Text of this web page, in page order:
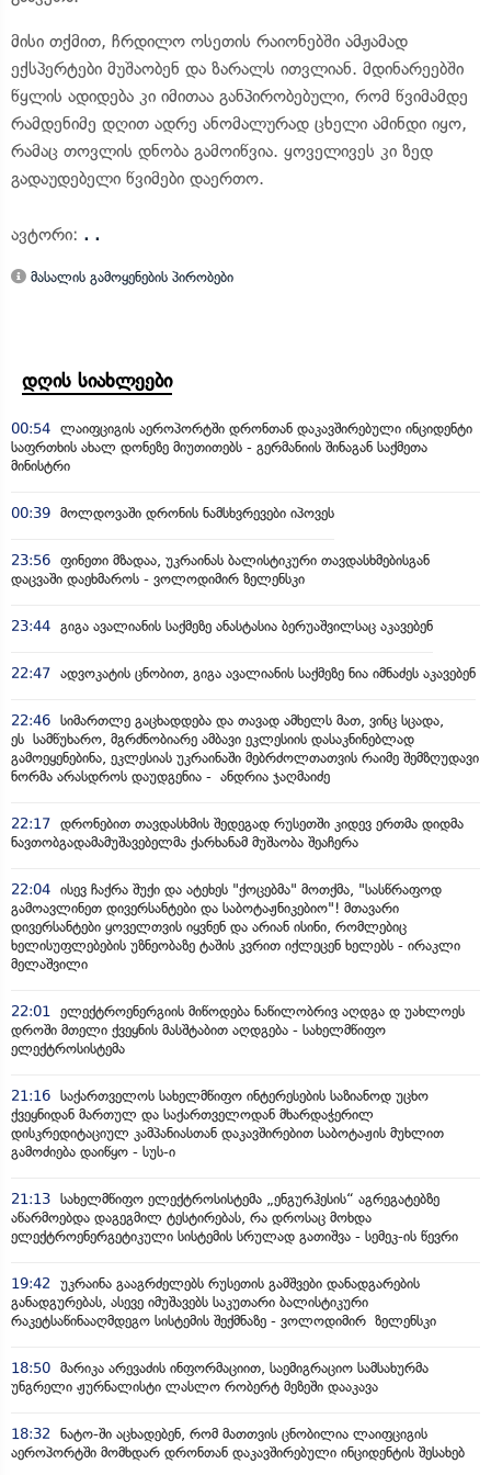
მისი თქმით, ჩრდილო ოსეთის რაიონებში ამჟამად
ექსპერტები მუშაობენ და ზარალს ითვლიან. მდინარეებში
წყლის ადიდება კი იმითაა განპირობებული, რომ წვიმამდე
რამდენიმე დღით ადრე ანომალურად ცხელი ამინდი იყო,
რამაც თოვლის დნობა გამოიწვია. ყოველივეს კი ზედ
გადაუდებელი წვიმები დაერთო.
ავტორი: . .
მასალის გამოყენების პირობები
დღის სიახლეები
00:54 ლაიფციგის აეროპორტში დრონთან დაკავშირებული ინციდენტი
საფრთხის ახალ დონეზე მიუთითებს - გერმანიის შინაგან საქმეთა
მინისტრი
00:39 მოლდოვაში დრონის ნამსხვრევები იპოვეს
23:56 ფინეთი მზადაა, უკრაინას ბალისტიკური თავდასხმებისგან
დაცვაში დაეხმაროს - ვოლოდიმირ ზელენსკი
23:44 გიგა ავალიანის საქმეზე ანასტასია ბერუაშვილსაც აკავებენ
22:47 ადვოკატის ცნობით, გიგა ავალიანის საქმეზე ნია იმნაძეს აკავებენ
22:46 სიმართლე გაცხადდება და თავად ამხელს მათ, ვინც სცადა,
ეს სამწუხარო, მგრძნობიარე ამბავი ეკლესიის დასაკნინებლად
გამოეყენებინა, ეკლესიას უკრაინაში მებრძოლთათვის რაიმე შემზღუდავი
ნორმა არასდროს დაუდგენია - ანდრია ჯაღმაიძე
22:17 დრონებით თავდასხმის შედეგად რუსეთში კიდევ ერთმა დიდმა
ნავთობგადამამუშავებელმა ქარხანამ მუშაობა შეაჩერა
22:04 ისევ ჩაქრა შუქი და ატეხეს "ქოცებმა" მოთქმა, "სასწრაფოდ
გამოავლინეთ დივერსანტები და საბოტაჟნიკებიო"! მთავარი
დივერსანტები ყოველთვის იყვნენ და არიან ისინი, რომლებიც
ხელისუფლებების უზნეობაზე ტაშის კვრით იქლეცენ ხელებს - ირაკლი
მელაშვილი
22:01 ელექტროენერგიის მიწოდება ნაწილობრივ აღდგა დ უახლოეს
დროში მთელი ქვეყნის მასშტაბით აღდგება - სახელმწიფო
ელექტროსისტემა
21:16 საქართველოს სახელმწიფო ინტერესების საზიანოდ უცხო
ქვეყნიდან მართულ და საქართველოდან მხარდაჭერილ
დისკრედიტაციულ კამპანიასთან დაკავშირებით საბოტაჟის მუხლით
გამოძიება დაიწყო - სუს-ი
21:13 სახელმწიფო ელექტროსისტემა „ენგურჰესის“ აგრეგატებზე
აწარმოებდა დაგეგმილ ტესტირებას, რა დროსაც მოხდა
ელექტროენერგეტიკული სისტემის სრულად გათიშვა - სემეკ-ის წევრი
19:42 უკრაინა გააგრძელებს რუსეთის გამშვები დანადგარების
განადგურებას, ასევე იმუშავებს საკუთარი ბალისტიკური
რაკეტსაწინააღმდეგო სისტემის შექმნაზე - ვოლოდიმირ ზელენსკი
18:50 მარიკა არევაძის ინფორმაციით, საემიგრაციო სამსახურმა
უნგრელი ჟურნალისტი ლასლო რობერტ მეზეში დააკავა
18:32 ნატო-ში აცხადებენ, რომ მათთვის ცნობილია ლაიფციგის
აეროპორტში მომხდარ დრონთან დაკავშირებული ინციდენტის შესახებ